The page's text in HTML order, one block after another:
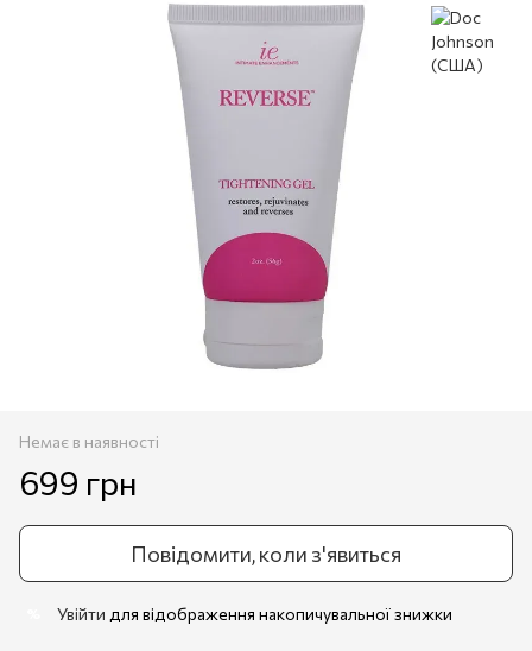
Немає в наявності
699 грн
Повідомити, коли з'явиться
Увійти для відображення накопичувальної знижки